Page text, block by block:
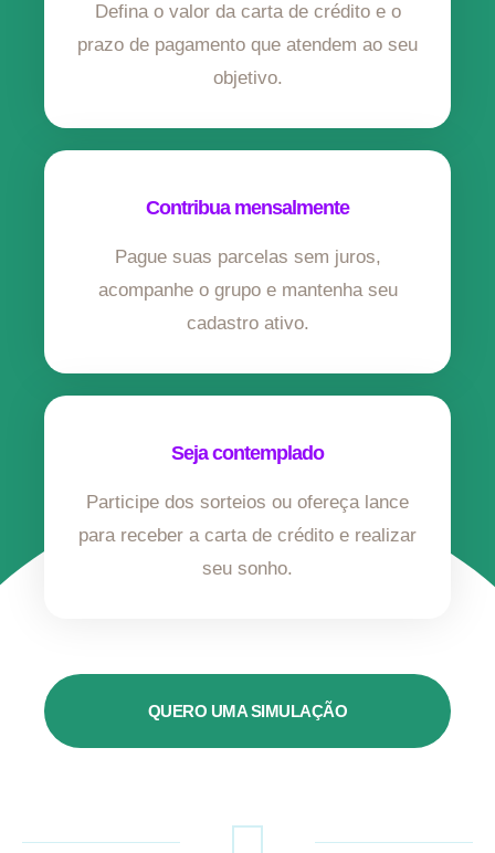
Defina o valor da carta de crédito e o
prazo de pagamento que atendem ao seu
objetivo.
Contribua mensalmente
Pague suas parcelas sem juros,
acompanhe o grupo e mantenha seu
cadastro ativo.
Seja contemplado
Participe dos sorteios ou ofereça lance
para receber a carta de crédito e realizar
seu sonho.
QUERO UMA SIMULAÇÃO